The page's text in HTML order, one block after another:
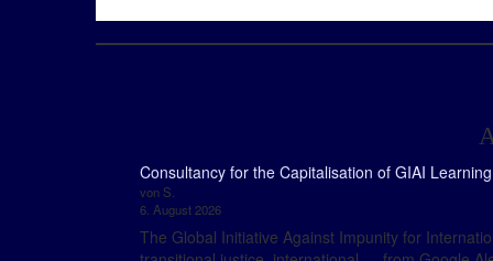
Consultancy for the Capitalisation of GIAI
von S.
6. August 2026
The Global Initiative Against Impunity for